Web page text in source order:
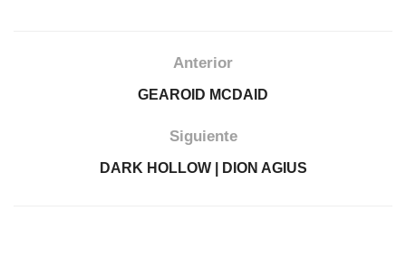
Anterior
GEAROID MCDAID
Siguiente
DARK HOLLOW | DION AGIUS